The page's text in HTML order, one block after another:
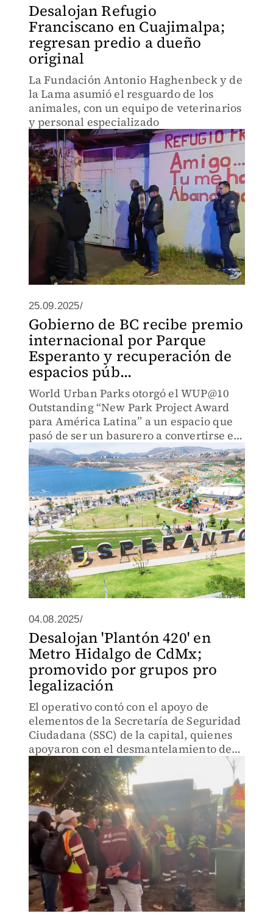
Desalojan Refugio
Franciscano en Cuajimalpa;
regresan predio a dueño
original
La Fundación Antonio Haghenbeck y de
la Lama asumió el resguardo de los
animales, con un equipo de veterinarios
y personal especializado
25.09.2025/
Gobierno de BC recibe premio
internacional por Parque
Esperanto y recuperación de
espacios púb...
World Urban Parks otorgó el WUP@10
Outstanding “New Park Project Award
para América Latina” a un espacio que
pasó de ser un basurero a convertirse en
un punto de encuentro y orgullo para las
familias del estado.
04.08.2025/
Desalojan 'Plantón 420' en
Metro Hidalgo de CdMx;
promovido por grupos pro
legalización
El operativo contó con el apoyo de
elementos de la Secretaría de Seguridad
Ciudadana (SSC) de la capital, quienes
apoyaron con el desmantelamiento del
campamento.